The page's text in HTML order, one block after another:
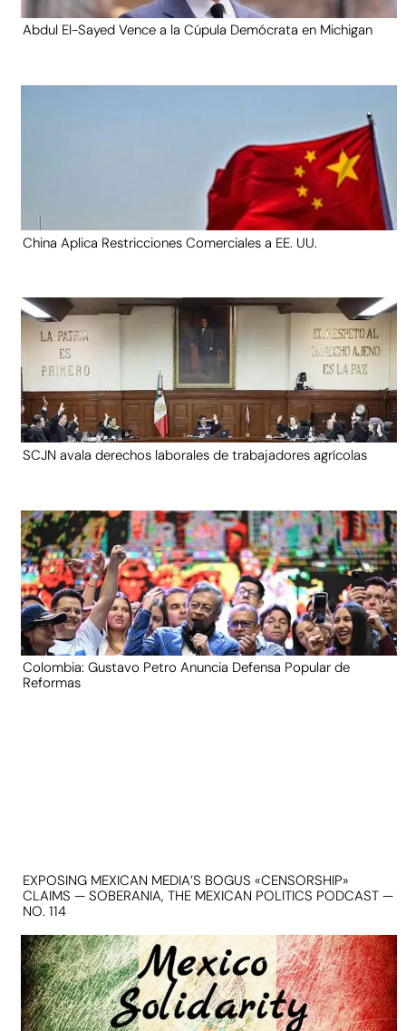
Abdul El-Sayed Vence a la Cúpula Demócrata en Michigan
China Aplica Restricciones Comerciales a EE. UU.
SCJN avala derechos laborales de trabajadores agrícolas
Colombia: Gustavo Petro Anuncia Defensa Popular de
Reformas
EXPOSING MEXICAN MEDIA’S BOGUS «CENSORSHIP»
CLAIMS — SOBERANIA, THE MEXICAN POLITICS PODCAST —
NO. 114